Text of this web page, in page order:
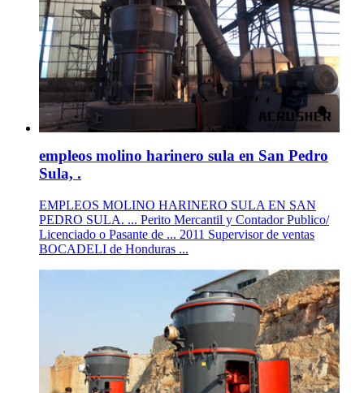
empleos molino harinero sula en San Pedro
Sula, .
EMPLEOS MOLINO HARINERO SULA EN SAN
PEDRO SULA. ... Perito Mercantil y Contador Publico/
Licenciado o Pasante de ... 2011 Supervisor de ventas
BOCADELI de Honduras ...